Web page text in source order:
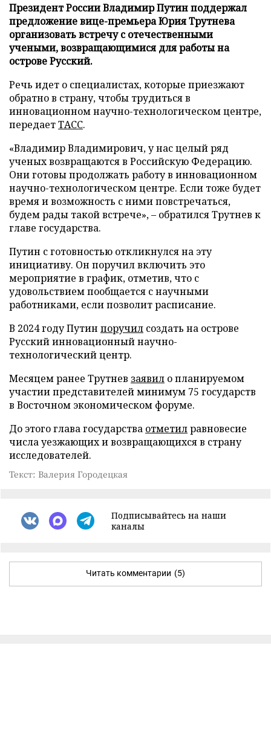
Президент России Владимир Путин поддержал
предложение вице-премьера Юрия Трутнева
организовать встречу с отечественными
учеными, возвращающимися для работы на
острове Русский.
Речь идет о специалистах, которые приезжают
обратно в страну, чтобы трудиться в
инновационном научно-технологическом центре,
передаетТАСС.
«Владимир Владимирович, у нас целый ряд
ученых возвращаются в Российскую Федерацию.
Они готовы продолжать работу в инновационном
научно-технологическом центре. Если тоже будет
время и возможность с ними повстречаться,
будем рады такой встрече», – обратился Трутнев к
главе государства.
Путин с готовностью откликнулся на эту
инициативу. Он поручил включить это
мероприятие в график, отметив, что с
удовольствием пообщается с научными
работниками, если позволит расписание.
В 2024 году Путин поручил создать на острове
Русский инновационный научно-
технологический центр.
Месяцем ранее Трутнев заявил о планируемом
участии представителей минимум 75 государств
в Восточном экономическом форуме.
До этого глава государства отметилравновесие
числа уезжающих и возвращающихся в страну
исследователей.
Текст: Валерия Городецкая
Подписывайтесь на наши
каналы
Читать комментарии (5)